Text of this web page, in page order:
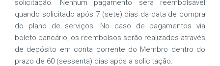
solicitação. Nenhum pagamento será reembolsável
quando solicitado após 7 (sete) dias da data de compra
do plano de serviços. No caso de pagamentos via
boleto bancário, os reembolsos serão realizados através
de depósito em conta corrente do Membro dentro do
prazo de 60 (sessenta) dias após a solicitação.